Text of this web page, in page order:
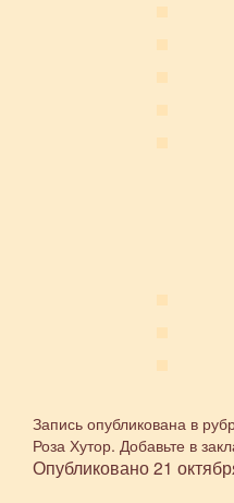
Запись опубликована в
Роза Хутор. Добавьте в
Опубликовано21